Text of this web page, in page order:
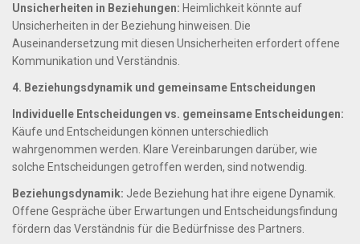
Unsicherheiten in Beziehungen: Heimlichkeit könnte auf
Unsicherheiten in der Beziehung hinweisen. Die
Auseinandersetzung mit diesen Unsicherheiten erfordert offene
Kommunikation und Verständnis.
4. Beziehungsdynamik und gemeinsame Entscheidungen
Individuelle Entscheidungen vs. gemeinsame Entscheidungen:
Käufe und Entscheidungen können unterschiedlich
wahrgenommen werden. Klare Vereinbarungen darüber, wie
solche Entscheidungen getroffen werden, sind notwendig.
Beziehungsdynamik: Jede Beziehung hat ihre eigene Dynamik.
Offene Gespräche über Erwartungen und Entscheidungsfindung
fördern das Verständnis für die Bedürfnisse des Partners.